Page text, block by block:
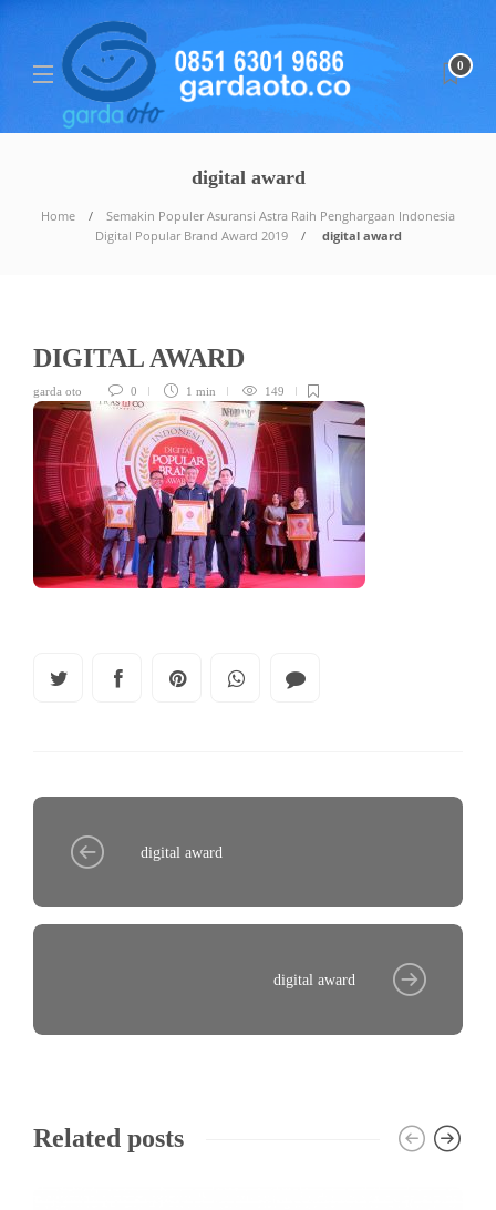
0
digital award
Home
Semakin Populer Asuransi Astra Raih Penghargaan Indonesia
Digital Popular Brand Award 2019
digital award
DIGITAL AWARD
garda oto 0 1 min 149
digital award
digital award
Related posts